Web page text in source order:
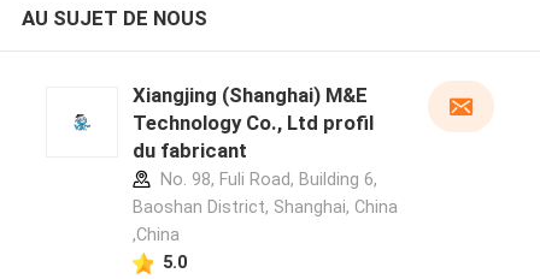
AU SUJET DE NOUS
Xiangjing (Shanghai) M&E
Technology Co., Ltd profil
du fabricant
No. 98, Fuli Road, Building 6,
Baoshan District, Shanghai, China
,China
5.0